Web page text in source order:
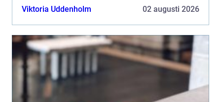
både främmande och överväldigande. I en storstad
Viktoria Uddenholm 02 augusti 2026